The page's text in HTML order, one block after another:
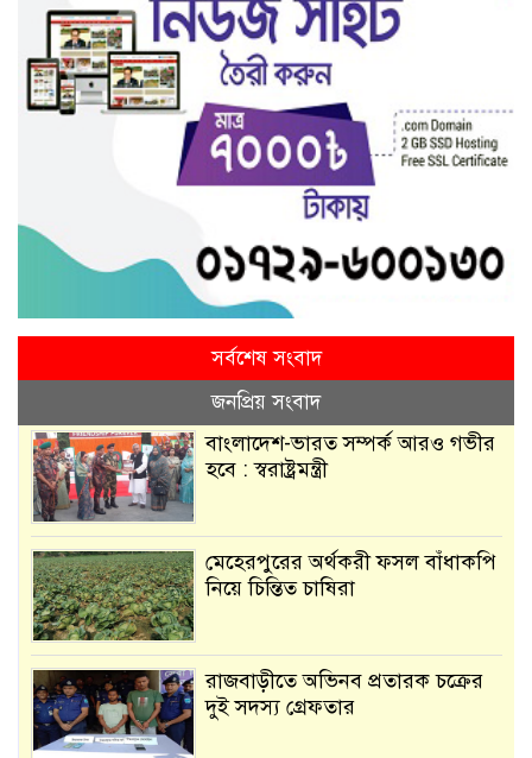
সর্বশেষ সংবাদ
জনপ্রিয় সংবাদ
বাংলাদেশ-ভারত সম্পর্ক আরও গভীর
হবে : স্বরাষ্ট্রমন্ত্রী
মেহেরপুরের অর্থকরী ফসল বাঁধাকপি
নিয়ে চিন্তিত চাষিরা
রাজবাড়ীতে অভিনব প্রতারক চক্রের
দুই সদস্য গ্রেফতার